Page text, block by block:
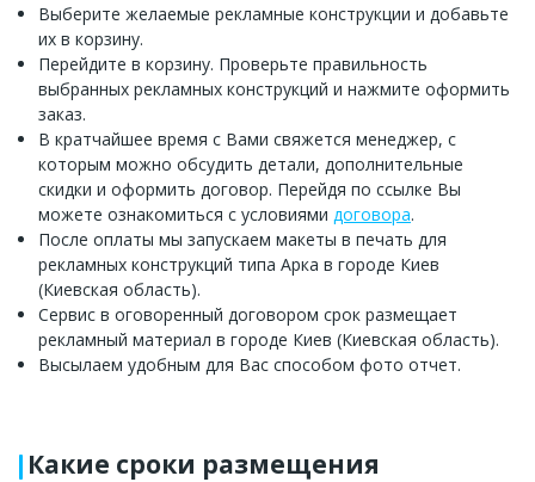
Выберите желаемые рекламные конструкции и добавьте
их в корзину.
Перейдите в корзину. Проверьте правильность
выбранных рекламных конструкций и нажмите оформить
заказ.
В кратчайшее время с Вами свяжется менеджер, с
которым можно обсудить детали, дополнительные
скидки и оформить договор. Перейдя по ссылке Вы
можете ознакомиться с условиями договора.
После оплаты мы запускаем макеты в печать для
рекламных конструкций типа Арка в городе Киев
(Киевская область).
Сервис в оговоренный договором срок размещает
рекламный материал в городе Киев (Киевская область).
Высылаем удобным для Вас способом фото отчет.
Какие сроки размещения